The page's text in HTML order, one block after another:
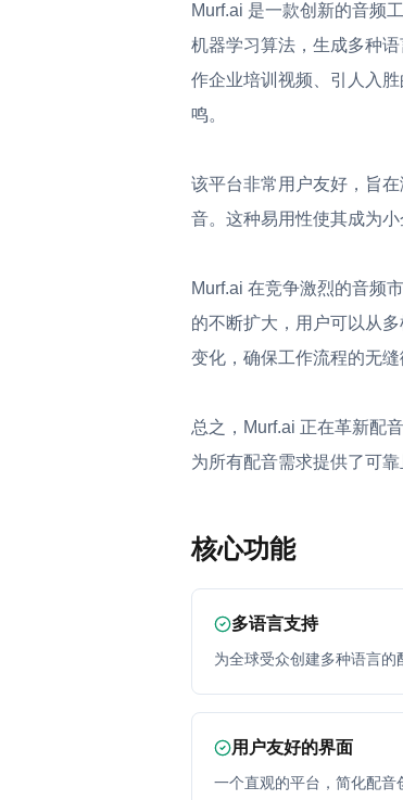
Murf.ai 是一款创新的音频
机器学习算法，生成多种
作企业培训视频、引人入
鸣。
该平台非常用户友好，旨
音。这种易用性使其成为
Murf.ai 在竞争激烈的音频
的不断扩大，用户可以从
变化，确保工作流程的无缝
总之，Murf.ai 正在革新配
为所有配音需求提供了可靠
核心功能
多语言支持
为全球受众创建多种语言的
用户友好的界面
一个直观的平台，简化配音